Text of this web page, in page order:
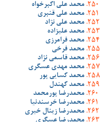
محمد علی اکبرخواه
محمد علی قنبری
محمد علی نژاد
محمد علیزاده
محمد فرامرزی
محمد فرخی
محمد قاسمی نژاد
محمد مهدی عسگری
محمد کسایی پور
محمد کهندل
محمدرضا پورمحمد
محمدرضا خرسندنیا
محمدرضا زینال خیری